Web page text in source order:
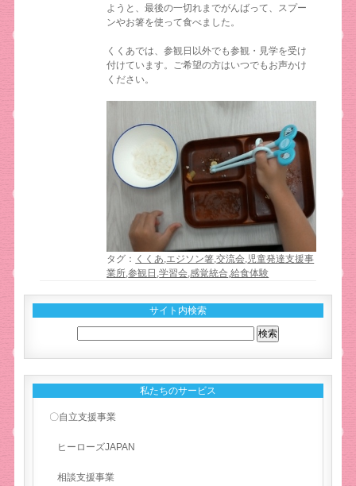
ようと、最後の一切れまでがんばって、スプー
ンやお箸を使って食べました。
くくあでは、参観日以外でも参観・見学を受け
付けています。ご希望の方はいつでもお声かけ
ください。
タグ： くくあ,エジソン箸,交流会,児童発達支援事
業所,参観日 ,学習会,感覚統合,給食体験
サイト内検索
私たちのサービス
〇自立支援事業
ヒーローズJAPAN
相談支援事業